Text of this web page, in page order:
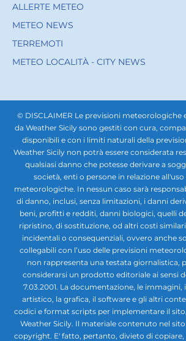
ALLERTE METEO
METEO NEWS
TERREMOTI
METEO LOCALITÀ - CITY NEWS
© DISCLAIMER Le previsioni meteorologiche
da Weather Sicily sono gestiti con cura,
disponibili e con i limiti naturali della
Weather Sicily non potrà essere considerata
qualsiasi danno che potesse derivare a
società, enti o persone in relazione
meteorologiche. In nessun caso sarà
di danno, inclusi, senza limitazioni, i danni
beni, profitti e redditi, danni biologici, quelli
ripristino, di sostituzione, od altri costi
incidentali o consequenziali, ovvero anche
collegabili con l’uso delle previsioni
non rappresenta una testata giornalistica,
considerarsi un prodotto editoriale ai sensi
7.03.2001. La documentazione, le immagini,
artistico, la grafica, il software e gli altri
codici e format scripts per implementare il
Weather Sicily. Il materiale contenuto nel
copyright. E' fatto, pertanto, divieto di copiare,